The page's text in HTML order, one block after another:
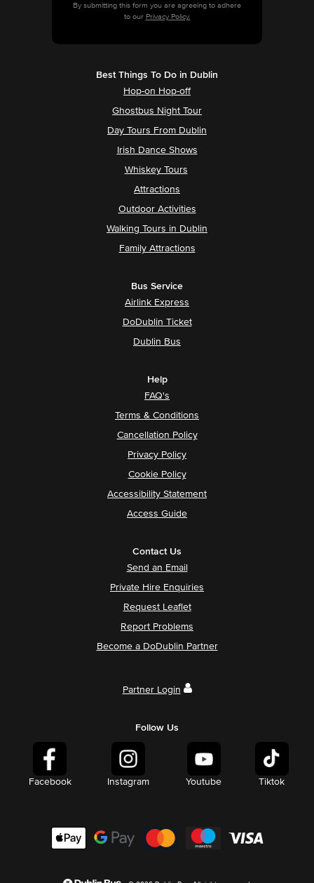
By submitting this form you are agreeing to adhere
to our Privacy Policy.
Best Things To Do in Dublin
Hop-on Hop-off
Ghostbus Night Tour
Day Tours From Dublin
Irish Dance Shows
Whiskey Tours
Attractions
Outdoor Activities
Walking Tours in Dublin
Family Attractions
Bus Service
Airlink Express
DoDublin Ticket
Dublin Bus
Help
FAQ's
Terms & Conditions
Cancellation Policy
Privacy Policy
Cookie Policy
Accessibility Statement
Access Guide
Contact Us
Send an Email
Private Hire Enquiries
Request Leaflet
Report Problems
Become a DoDublin Partner
Partner Login
Follow Us
Facebook Instagram Youtube Tiktok